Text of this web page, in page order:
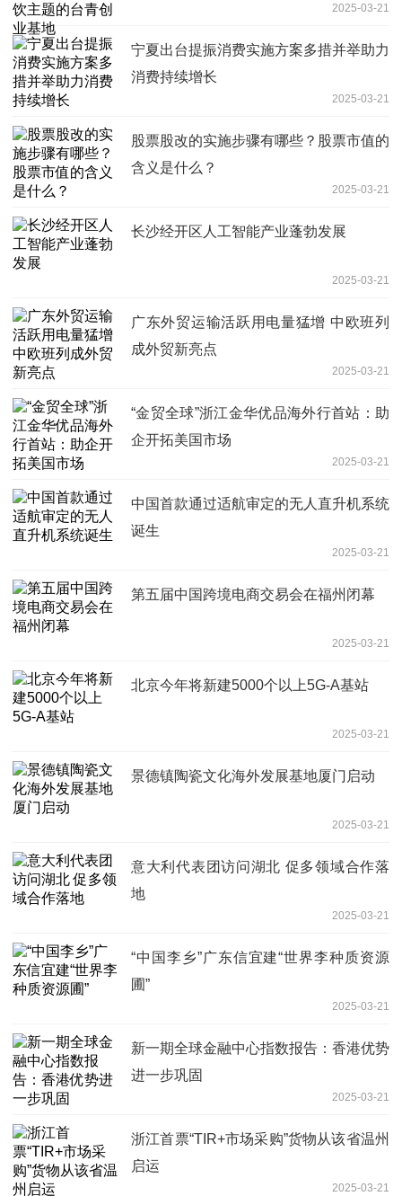
2025-03-21
宁夏出台提振消费实施方案多措并举助力
消费持续增长
2025-03-21
股票股改的实施步骤有哪些？股票市值的
含义是什么？
2025-03-21
长沙经开区人工智能产业蓬勃发展
2025-03-21
广东外贸运输活跃用电量猛增 中欧班列
成外贸新亮点
2025-03-21
“金贸全球”浙江金华优品海外行首站：助
企开拓美国市场
2025-03-21
中国首款通过适航审定的无人直升机系统
诞生
2025-03-21
第五届中国跨境电商交易会在福州闭幕
2025-03-21
北京今年将新建5000个以上5G-A基站
2025-03-21
景德镇陶瓷文化海外发展基地厦门启动
2025-03-21
意大利代表团访问湖北 促多领域合作落
地
2025-03-21
“中国李乡”广东信宜建“世界李种质资源
圃”
2025-03-21
新一期全球金融中心指数报告：香港优势
进一步巩固
2025-03-21
浙江首票“TIR+市场采购”货物从该省温州
启运
2025-03-21